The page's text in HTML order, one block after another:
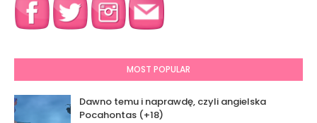
MOST POPULAR
Dawno temu i naprawdę, czyli angielska
Pocahontas (+18)